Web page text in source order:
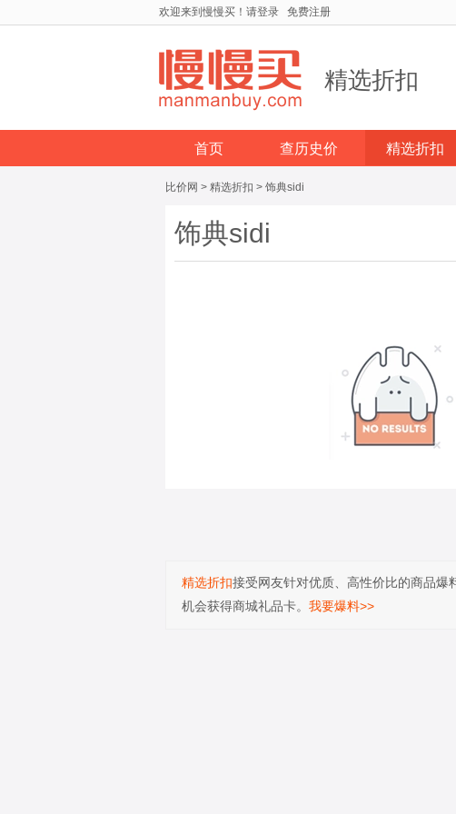
欢迎来到慢慢买！ 请登录 免费注册
精选折扣
首页 查历史价 精选折扣
比价网 > 精选折扣 > 饰典sidi
饰典sidi
精选折扣接受网友针对优质、高性价比的商品
机会获得商城礼品卡。 我要爆料>>